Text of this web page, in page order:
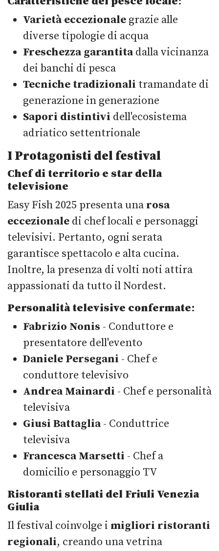
Varietà eccezionale grazie alle
diverse tipologie di acqua
Freschezza garantitadalla vicinanza
dei banchi di pesca
Tecniche tradizionali tramandate di
generazione in generazione
Sapori distintivi dell'ecosistema
adriatico settentrionale
I Protagonisti del festival
Chef di territorio e star della
televisione
Easy Fish 2025 presenta una rosa
eccezionale di chef locali e personaggi
televisivi. Pertanto, ogni serata
garantisce spettacolo e alta cucina.
Inoltre, la presenza di volti noti attira
appassionati da tutto il Nordest.
Personalità televisive confermate:
Fabrizio Nonis - Conduttore e
presentatore dell'evento
Daniele Persegani - Chef e
conduttore televisivo
Andrea Mainardi - Chef e personalità
televisiva
Giusi Battaglia- Conduttrice
televisiva
Francesca Marsetti - Chef a
domicilio e personaggio TV
Ristoranti stellati del Friuli Venezia
Giulia
Il festival coinvolge i migliori ristoranti
regionali, creando una vetrina